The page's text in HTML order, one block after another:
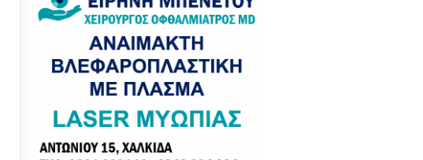
παραδειγματικά...»
«Δώσε και σε εμένα μπάρμπα...»
Χαλκίδα: Άρον άρον την κοπάνησε η
Διοικήτρια της ΔΥΠΑ από το
«αμαρτωλό» Επιμελητήριο Εύβοιας /
«Ήταν προσβλητική, ειρωνική και